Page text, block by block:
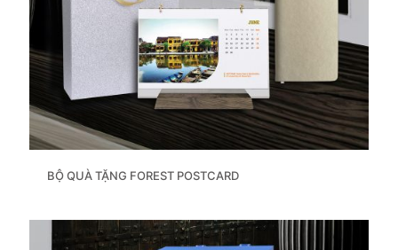
BỘ QUÀ TẶNG FOREST POSTCARD